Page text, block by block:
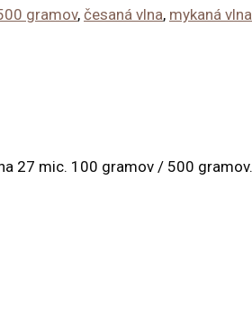
gramov, česaná vlna, mykaná vlna
27 mic. 100 gramov / 500 gramov.